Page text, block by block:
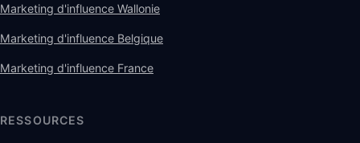
Marketing d'influence Wallonie
Marketing d'influence Belgique
Marketing d'influence France
RESSOURCES